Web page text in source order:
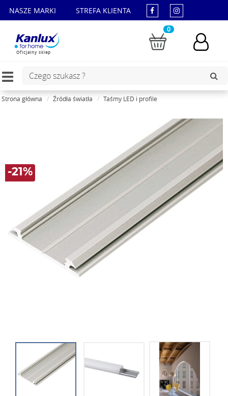
NASZE MARKI STREFA KLIENTA
Oficjalny sklep
0
Toggle
Strona główna Źródła światła Taśmy LED i profile
-21%